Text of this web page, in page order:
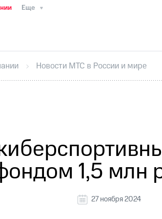
Еще
ИнтервьюФинансовая
секретарьРаскрытие
кабинет акционераАкционерный
Новости МТС в России и мире
1,5 млн
27 ноября 2024